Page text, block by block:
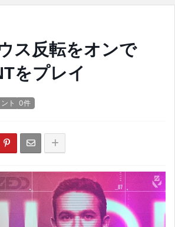
ス反転をオンで
をプレイ